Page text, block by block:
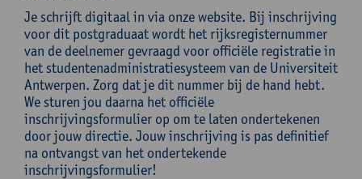
Je schrijft digitaal in via onze website. Bij inschrijving
voor dit postgraduaat wordt het rijksregisternummer
van de deelnemer gevraagd voor officiële registratie in
het studentenadministratiesysteem van de Universiteit
Antwerpen. Zorg dat je dit nummer bij de hand hebt.
We sturen jou daarna het officiële
inschrijvingsformulier op om te laten ondertekenen
door jouw directie. Jouw inschrijving is pas definitief
na ontvangst van het ondertekende
inschrijvingsformulier!